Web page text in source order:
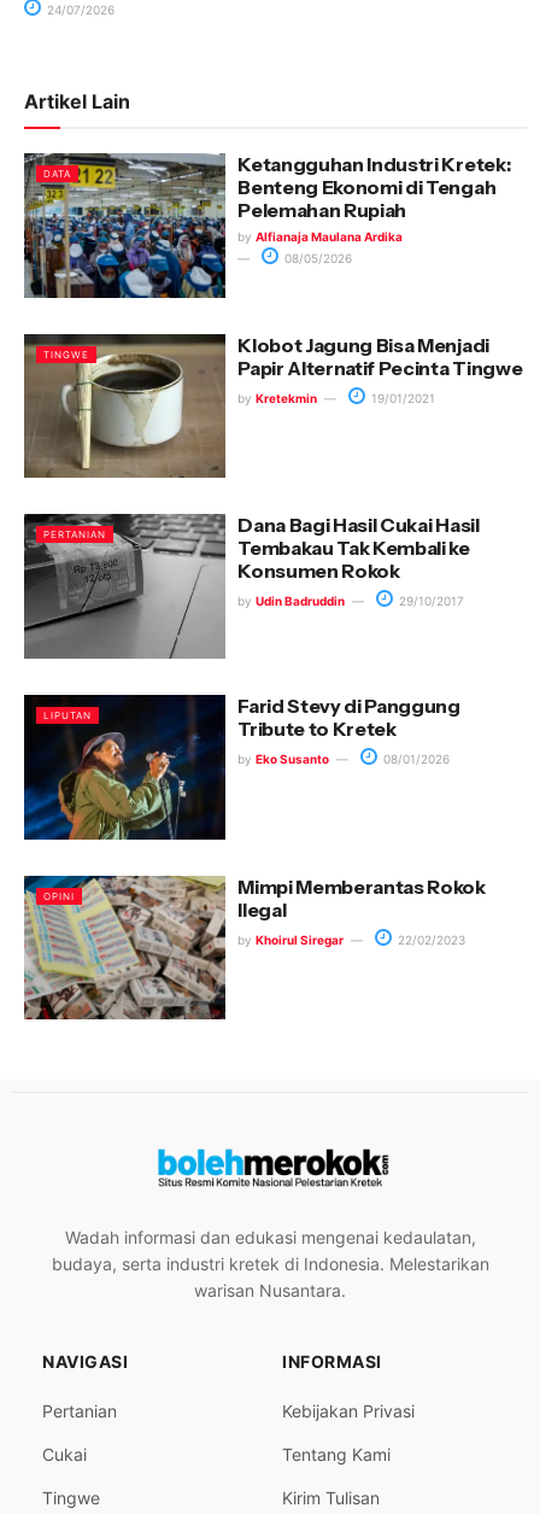
24/07/2026
Artikel Lain
DATA
Ketangguhan Industri Kretek:
Benteng Ekonomi di Tengah
Pelemahan Rupiah
by Alfianaja Maulana Ardika
08/05/2026
TINGWE
Klobot Jagung Bisa Menjadi
Papir Alternatif Pecinta Tingwe
by Kretekmin 19/01/2021
PERTANIAN
Dana Bagi Hasil Cukai Hasil
Tembakau Tak Kembali ke
Konsumen Rokok
by Udin Badruddin 29/10/2017
LIPUTAN
Farid Stevy di Panggung
Tribute to Kretek
by Eko Susanto 08/01/2026
OPINI
Mimpi Memberantas Rokok
Ilegal
by Khoirul Siregar 22/02/2023
Wadah informasi dan edukasi mengenai kedaulatan,
budaya, serta industri kretek di Indonesia. Melestarikan
warisan Nusantara.
NAVIGASI
Pertanian
Cukai
Tingwe
INFORMASI
Kebijakan Privasi
Tentang Kami
Kirim Tulisan